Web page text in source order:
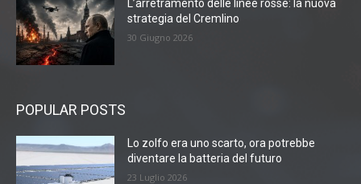
L’arretramento delle linee rosse: la nuova
strategia del Cremlino
30 Giugno 2026
POPULAR POSTS
Lo zolfo era uno scarto, ora potrebbe
diventare la batteria del futuro
23 Luglio 2026